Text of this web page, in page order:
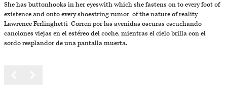
She has buttonhooks in her eyeswith which she fastens on to every foot of
existence and onto every shoestring rumor of the nature of reality
Lawrence Ferlinghetti Corren por las avenidas oscuras escuchando
canciones viejas en el estéreo del coche, mientras el cielo brilla con el
sordo resplandor de una pantalla muerta.